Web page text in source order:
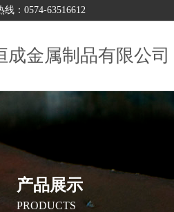
线： 0574-63516612
成金属制品有限公司
产品展示
PRODUCTS